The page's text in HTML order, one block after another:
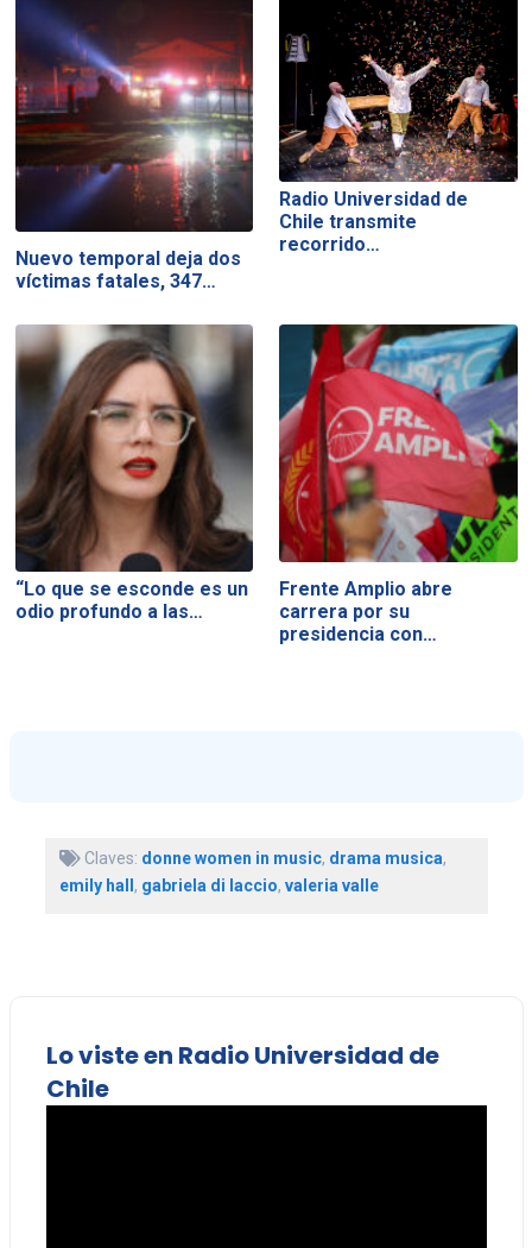
Nuevo temporal deja dos
víctimas fatales, 347…
Radio Universidad de
Chile transmite
recorrido…
“Lo que se esconde es un
odio profundo a las…
Frente Amplio abre
carrera por su
presidencia con…
Claves: donne women in music, drama musica,
emily hall , gabriela di laccio, valeria valle
Lo viste en Radio Universidad de
Chile